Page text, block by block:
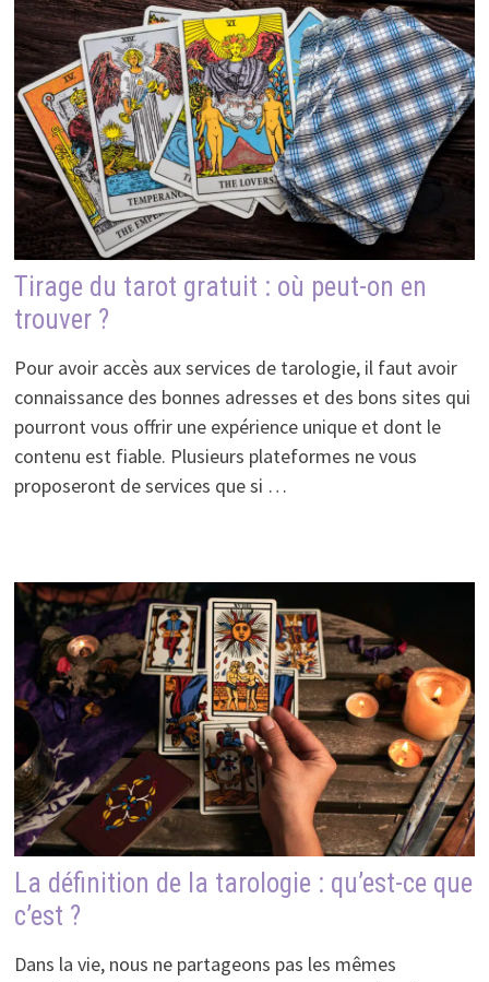
Tirage du tarot gratuit : où peut-on en
trouver ?
Pour avoir accès aux services de tarologie, il faut avoir
connaissance des bonnes adresses et des bons sites qui
pourront vous offrir une expérience unique et dont le
contenu est fiable. Plusieurs plateformes ne vous
proposeront de services que si …
La définition de la tarologie : qu’est-ce que
c’est ?
Dans la vie, nous ne partageons pas les mêmes